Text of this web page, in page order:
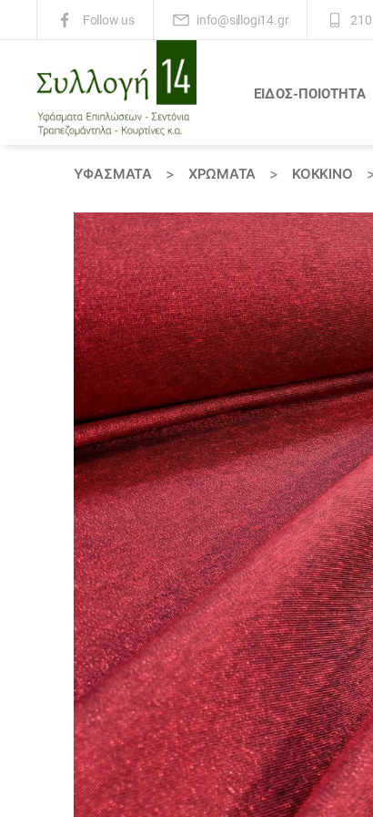
Follow us info@sillogi14.gr
ΕΙΔΟΣ-ΠΟΙΟΤΗΤΑ
ΥΦΆΣΜΑΤΑ > ΧΡΏΜΑΤΑ > ΚΟΚΚΙΝΟ